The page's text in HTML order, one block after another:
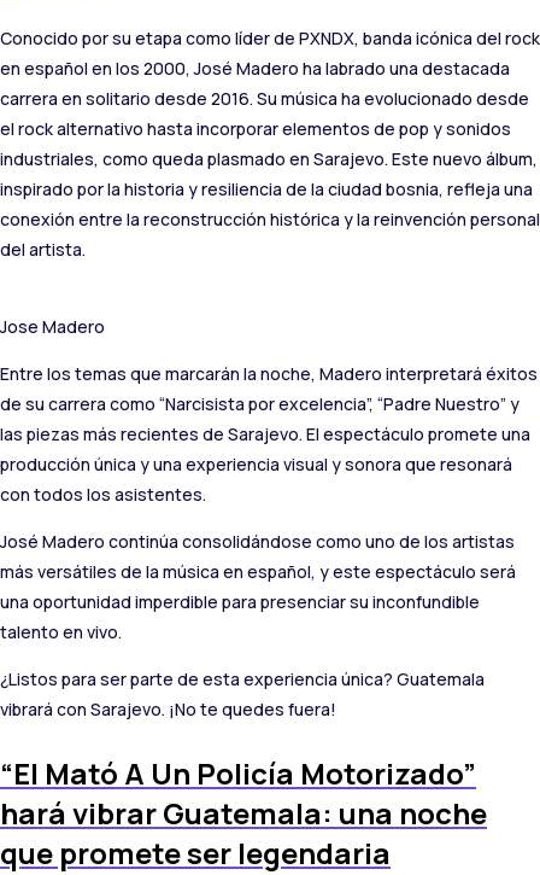
Conocido por su etapa como líder de PXNDX, banda icónica del rock
en español en los 2000, José Madero ha labrado una destacada
carrera en solitario desde 2016. Su música ha evolucionado desde
el rock alternativo hasta incorporar elementos de pop y sonidos
industriales, como queda plasmado en Sarajevo. Este nuevo álbum,
inspirado por la historia y resiliencia de la ciudad bosnia, refleja una
conexión entre la reconstrucción histórica y la reinvención personal
del artista.
Jose Madero
Entre los temas que marcarán la noche, Madero interpretará éxitos
de su carrera como “Narcisista por excelencia”, “Padre Nuestro” y
las piezas más recientes de Sarajevo. El espectáculo promete una
producción única y una experiencia visual y sonora que resonará
con todos los asistentes.
José Madero continúa consolidándose como uno de los artistas
más versátiles de la música en español, y este espectáculo será
una oportunidad imperdible para presenciar su inconfundible
talento en vivo.
¿Listos para ser parte de esta experiencia única? Guatemala
vibrará con Sarajevo. ¡No te quedes fuera!
“El Mató A Un Policía Motorizado”
hará vibrar Guatemala: una noche
que promete ser legendaria